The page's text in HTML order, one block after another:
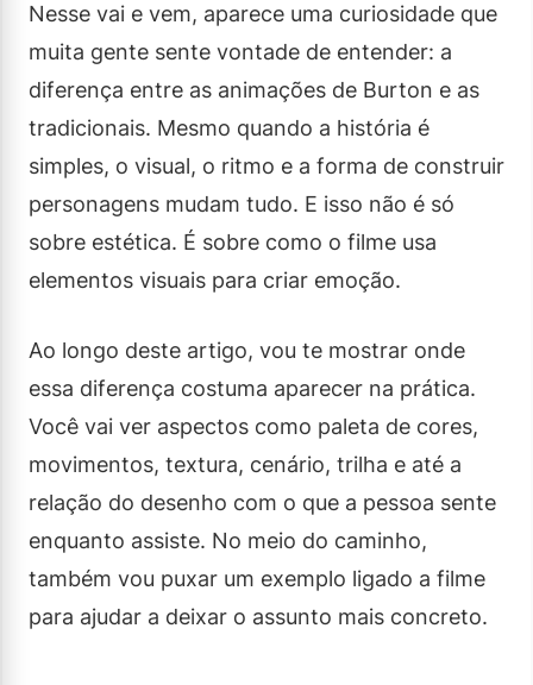
Nesse vai e vem, aparece uma curiosidade que
muita gente sente vontade de entender: a
diferença entre as animações de Burton e as
tradicionais. Mesmo quando a história é
simples, o visual, o ritmo e a forma de construir
personagens mudam tudo. E isso não é só
sobre estética. É sobre como o filme usa
elementos visuais para criar emoção.
Ao longo deste artigo, vou te mostrar onde
essa diferença costuma aparecer na prática.
Você vai ver aspectos como paleta de cores,
movimentos, textura, cenário, trilha e até a
relação do desenho com o que a pessoa sente
enquanto assiste. No meio do caminho,
também vou puxar um exemplo ligado a filme
para ajudar a deixar o assunto mais concreto.